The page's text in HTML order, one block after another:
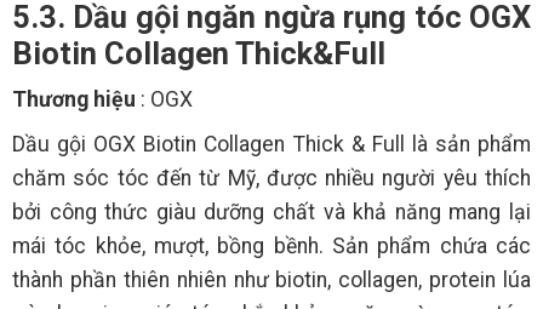
5.3. Dầu gội ngăn ngừa rụng tóc OGX
Biotin Collagen Thick&Full
Thương hiệu : OGX
Dầu gội OGX Biotin Collagen Thick & Full là sản phẩm
chăm sóc tóc đến từ Mỹ, được nhiều người yêu thích
bởi công thức giàu dưỡng chất và khả năng mang lại
mái tóc khỏe, mượt, bồng bềnh. Sản phẩm chứa các
thành phần thiên nhiên như biotin, collagen, protein lúa